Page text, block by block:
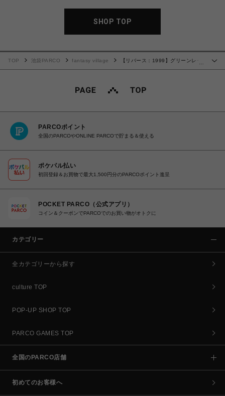
SHOP TOP
TOP 池袋PARCO fantasy village
【リバース：1999】グリーンレー
PARCOポイント
全国のPARCOやONLINE PARCOで貯まる＆使える
ポケパル払い
初回登録＆お買物で最大1,500円分のPARCOポイント進呈
POCKET PARCO（公式アプリ）
コイン＆クーポンでPARCOでのお買い物がオトクに
カテゴリー
全カテゴリーから探す
culture TOP
POP-UP SHOP TOP
PARCO GAMES TOP
全国のPARCO店舗
初めてのお客様へ